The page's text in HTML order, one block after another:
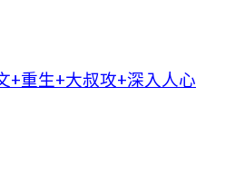
+重生+大叔攻+深入人心